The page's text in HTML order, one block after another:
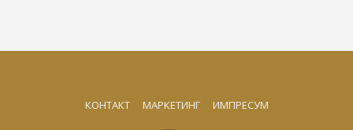
КОНТАКТ МАРКЕТИНГ ИМПРЕСУМ